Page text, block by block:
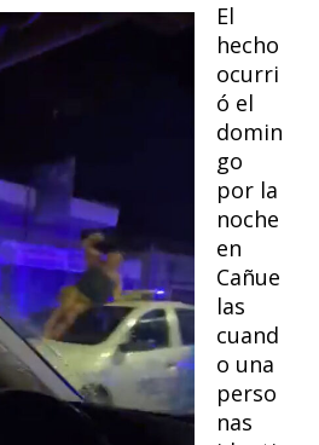
El
hecho
ocurri
ó el
domin
go
por la
noche
en
Cañue
las
cuand
o una
perso
nas